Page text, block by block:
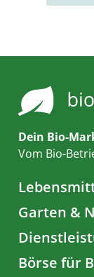
Dein Bio-
Vom Bio-
Garten &
Börse für